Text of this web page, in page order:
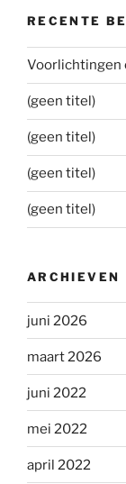
RECENTE
Voorlichtingen
(geen titel)
(geen titel)
(geen titel)
(geen titel)
ARCHIEVEN
juni 2026
maart 2026
juni 2022
mei 2022
april 2022